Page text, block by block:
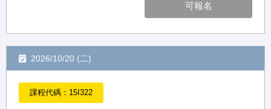
可報名
2026/10/20 (二)
課程代碼：15I322